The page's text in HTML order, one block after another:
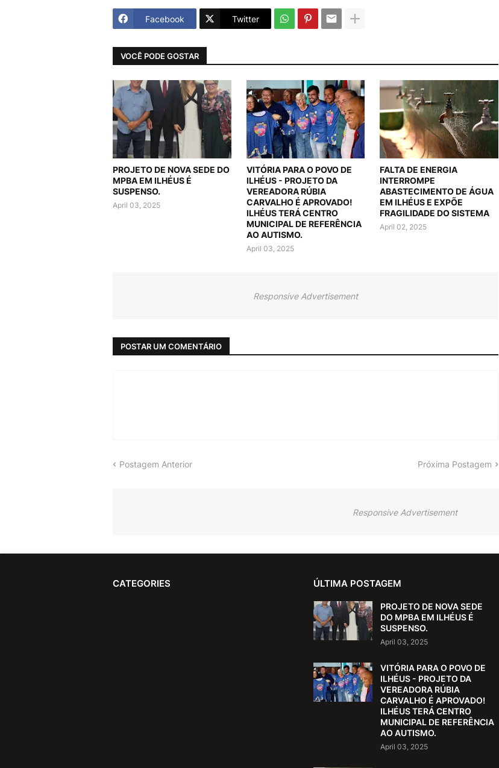
Facebook Twitter
VOCÊ PODE GOSTAR
PROJETO DE NOVA SEDE DO
MPBA EM ILHÉUS É
SUSPENSO.
April 03, 2025
VITÓRIA PARA O POVO DE
ILHÉUS - PROJETO DA
VEREADORA RÚBIA
CARVALHO É APROVADO!
ILHÉUS TERÁ CENTRO
MUNICIPAL DE REFERÊNCIA
AO AUTISMO.
April 03, 2025
FALTA DE ENERGIA
INTERROMPE
ABASTECIMENTO DE ÁGUA
EM ILHÉUS E EXPÕE
FRAGILIDADE DO SISTEMA
April 02, 2025
Responsive Advertisement
POSTAR UM COMENTÁRIO
Postagem Anterior Próxima Postagem
Responsive Advertisement
CATEGORIES ÚLTIMA POSTAGEM
PROJETO DE NOVA SEDE
DO MPBA EM ILHÉUS É
SUSPENSO.
April 03, 2025
VITÓRIA PARA O POVO DE
ILHÉUS - PROJETO DA
VEREADORA RÚBIA
CARVALHO É APROVADO!
ILHÉUS TERÁ CENTRO
MUNICIPAL DE REFERÊNCIA
AO AUTISMO.
April 03, 2025